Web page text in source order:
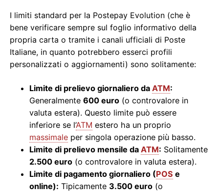
I limiti standard per la Postepay Evolution (che è
bene verificare sempre sul foglio informativo della
propria carta o tramite i canali ufficiali di Poste
Italiane, in quanto potrebbero esserci profili
personalizzati o aggiornamenti) sono solitamente:
Limite di prelievo giornaliero da ATM:
Generalmente 600 euro (o controvalore in
valuta estera). Questo limite può essere
inferiore se l’ATM estero ha un proprio
massimale per singola operazione più basso.
Limite di prelievo mensile da ATM: Solitamente
2.500 euro (o controvalore in valuta estera).
Limite di pagamento giornaliero (POS e
online): Tipicamente 3.500 euro (o